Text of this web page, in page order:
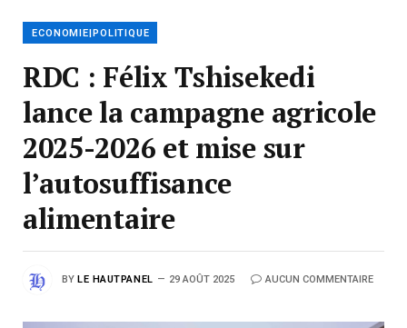
ECONOMIE|POLITIQUE
RDC : Félix Tshisekedi
lance la campagne agricole
2025-2026 et mise sur
l’autosuffisance
alimentaire
BY LE HAUTPANEL 29 AOÛT 2025 AUCUN COMMENTAIRE